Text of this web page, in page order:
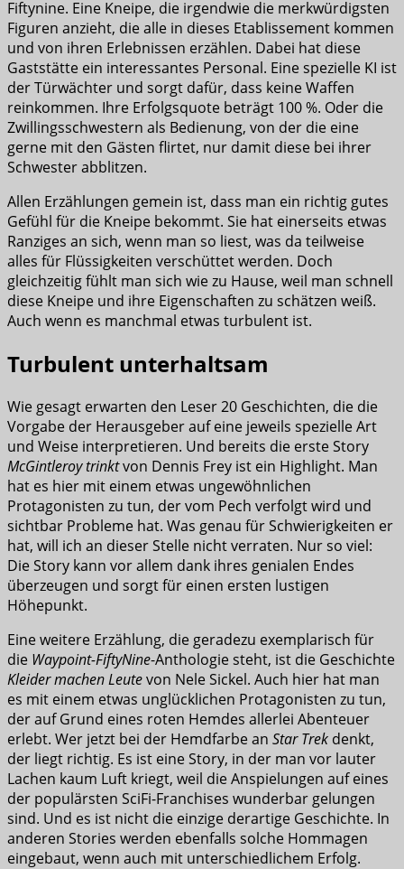
Fiftynine. Eine Kneipe, die irgendwie die merkwürdigsten
Figuren anzieht, die alle in dieses Etablissement kommen
und von ihren Erlebnissen erzählen. Dabei hat diese
Gaststätte ein interessantes Personal. Eine spezielle KI ist
der Türwächter und sorgt dafür, dass keine Waffen
reinkommen. Ihre Erfolgsquote beträgt 100 %. Oder die
Zwillingsschwestern als Bedienung, von der die eine
gerne mit den Gästen flirtet, nur damit diese bei ihrer
Schwester abblitzen.
Allen Erzählungen gemein ist, dass man ein richtig gutes
Gefühl für die Kneipe bekommt. Sie hat einerseits etwas
Ranziges an sich, wenn man so liest, was da teilweise
alles für Flüssigkeiten verschüttet werden. Doch
gleichzeitig fühlt man sich wie zu Hause, weil man schnell
diese Kneipe und ihre Eigenschaften zu schätzen weiß.
Auch wenn es manchmal etwas turbulent ist.
Turbulent unterhaltsam
Wie gesagt erwarten den Leser 20 Geschichten, die die
Vorgabe der Herausgeber auf eine jeweils spezielle Art
und Weise interpretieren. Und bereits die erste Story
McGintleroy trinktvon Dennis Frey ist ein Highlight. Man
hat es hier mit einem etwas ungewöhnlichen
Protagonisten zu tun, der vom Pech verfolgt wird und
sichtbar Probleme hat. Was genau für Schwierigkeiten er
hat, will ich an dieser Stelle nicht verraten. Nur so viel:
Die Story kann vor allem dank ihres genialen Endes
überzeugen und sorgt für einen ersten lustigen
Höhepunkt.
Eine weitere Erzählung, die geradezu exemplarisch für
die Waypoint-FiftyNine-Anthologie steht, ist die Geschichte
Kleider machen Leutevon Nele Sickel. Auch hier hat man
es mit einem etwas unglücklichen Protagonisten zu tun,
der auf Grund eines roten Hemdes allerlei Abenteuer
erlebt. Wer jetzt bei der Hemdfarbe an Star Trek denkt,
der liegt richtig. Es ist eine Story, in der man vor lauter
Lachen kaum Luft kriegt, weil die Anspielungen auf eines
der populärsten SciFi-Franchises wunderbar gelungen
sind. Und es ist nicht die einzige derartige Geschichte. In
anderen Stories werden ebenfalls solche Hommagen
eingebaut, wenn auch mit unterschiedlichem Erfolg.